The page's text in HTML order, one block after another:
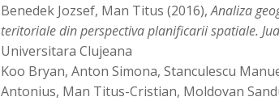
Benedek Jozsef, Man Titus (2016),Analiza
teritoriale din perspectiva planificarii spatiale.
Universitara Clujeana
Koo Bryan, Anton Simona, Stanculescu
Antonius, Man Titus-Cristian, Moldovan